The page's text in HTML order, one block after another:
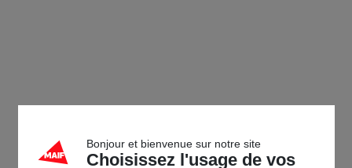
Bonjour et bienvenue sur notre site
Choisissez l'usage de vos